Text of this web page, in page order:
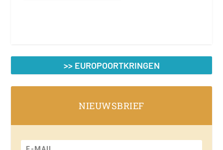
>> EUROPOORTKRINGEN
NIEUWSBRIEF